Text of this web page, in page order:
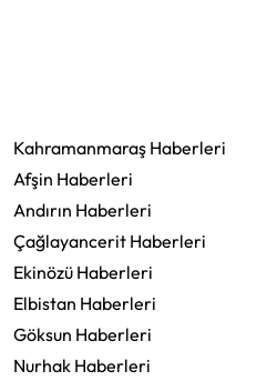
Kahramanmaraş Haberleri
Afşin Haberleri
Andırın Haberleri
Çağlayancerit Haberleri
Ekinözü Haberleri
Elbistan Haberleri
Göksun Haberleri
Nurhak Haberleri